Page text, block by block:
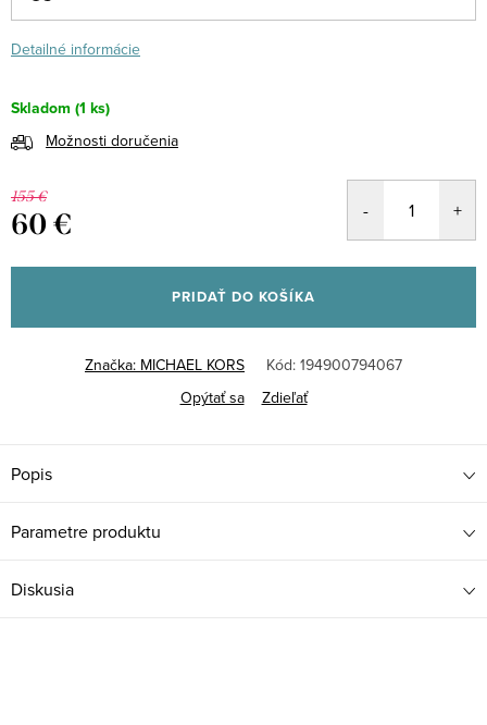
Detailné informácie
Skladom (1 ks)
Možnosti doručenia
155 €
60 €
cena:
PRIDAŤ DO KOŠÍKA
Značka: MICHAEL KORS Kód: 194900794067
Opýtať sa
Zdieľať
Popis
Parametre produktu
Diskusia